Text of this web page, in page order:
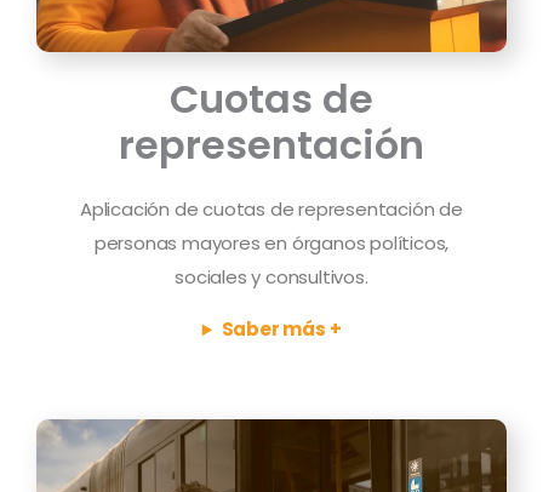
Cuotas de
representación
Aplicación de cuotas de representación de
personas mayores en órganos políticos,
sociales y consultivos.
Saber más +